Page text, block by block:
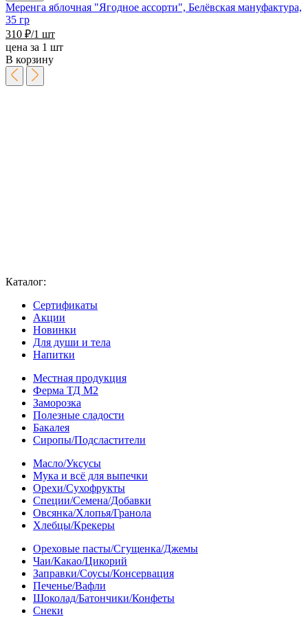
Меренга яблочная "Ягодное ассорти", Белёвская мануфактура,
35 гр
310 ₽/1 шт
цена за 1 шт
В корзину
Каталог:
Сертификаты
Акции
Новинки
Для души и тела
Напитки
Местная продукция
Ферма ТД М2
Заморозка
Полезные сладости
Бакалея
Сиропы/Подсластители
Масло/Уксусы
Мука и всё для выпечки
Орехи/Сухофрукты
Специи/Семена/Добавки
Овсянка/Хлопья/Гранола
Хлебцы/Крекеры
Ореховые пасты/Сгущенка/Джемы
Чаи/Какао/Цикорий
Заправки/Соусы/Консервация
Печенье/Вафли
Шоколад/Батончики/Конфеты
Снеки